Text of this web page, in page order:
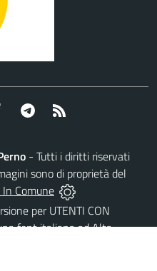
Facebook Telegram
- Tutti i diritti riservati
sono di proprietà del
Comune
per UTENTI CON
font italiana ad Alta